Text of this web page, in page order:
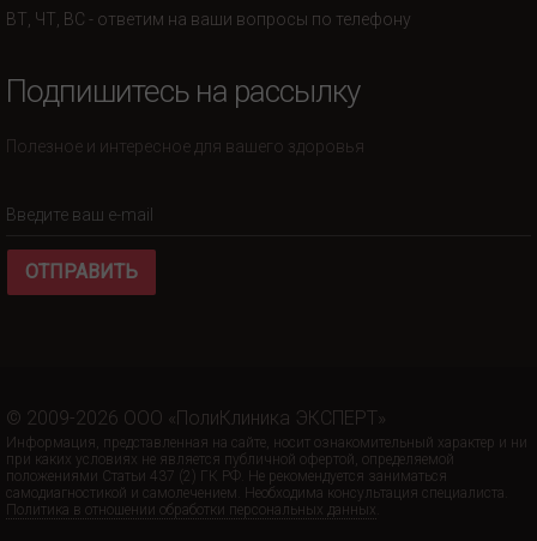
ВТ, ЧТ, ВС - ответим на ваши вопросы по телефону
Подпишитесь на рассылку
Полезное и интересное для вашего здоровья
ОТПРАВИТЬ
© 2009-2026 ООО «ПолиКлиника ЭКСПЕРТ»
Информация, представленная на сайте, носит ознакомительный характер и ни
при каких условиях не является публичной офертой, определяемой
положениями Статьи 437 (2) ГК РФ. Не рекомендуется заниматься
самодиагностикой и самолечением. Необходима консультация специалиста.
Политика в отношении обработки персональных данных